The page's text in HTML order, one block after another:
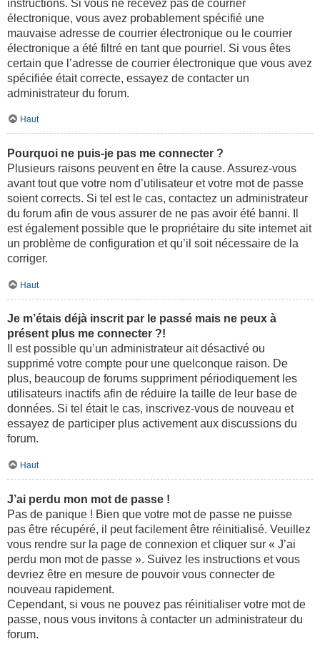
instructions. Si vous ne recevez pas de courrier
électronique, vous avez probablement spécifié une
mauvaise adresse de courrier électronique ou le courrier
électronique a été filtré en tant que pourriel. Si vous êtes
certain que l’adresse de courrier électronique que vous avez
spécifiée était correcte, essayez de contacter un
administrateur du forum.
Haut
Pourquoi ne puis-je pas me connecter ?
Plusieurs raisons peuvent en être la cause. Assurez-vous
avant tout que votre nom d’utilisateur et votre mot de passe
soient corrects. Si tel est le cas, contactez un administrateur
du forum afin de vous assurer de ne pas avoir été banni. Il
est également possible que le propriétaire du site internet ait
un problème de configuration et qu’il soit nécessaire de la
corriger.
Haut
Je m’étais déjà inscrit par le passé mais ne peux à
présent plus me connecter ?!
Il est possible qu’un administrateur ait désactivé ou
supprimé votre compte pour une quelconque raison. De
plus, beaucoup de forums suppriment périodiquement les
utilisateurs inactifs afin de réduire la taille de leur base de
données. Si tel était le cas, inscrivez-vous de nouveau et
essayez de participer plus activement aux discussions du
forum.
Haut
J’ai perdu mon mot de passe !
Pas de panique ! Bien que votre mot de passe ne puisse
pas être récupéré, il peut facilement être réinitialisé. Veuillez
vous rendre sur la page de connexion et cliquer sur « J’ai
perdu mon mot de passe ». Suivez les instructions et vous
devriez être en mesure de pouvoir vous connecter de
nouveau rapidement.
Cependant, si vous ne pouvez pas réinitialiser votre mot de
passe, nous vous invitons à contacter un administrateur du
forum.